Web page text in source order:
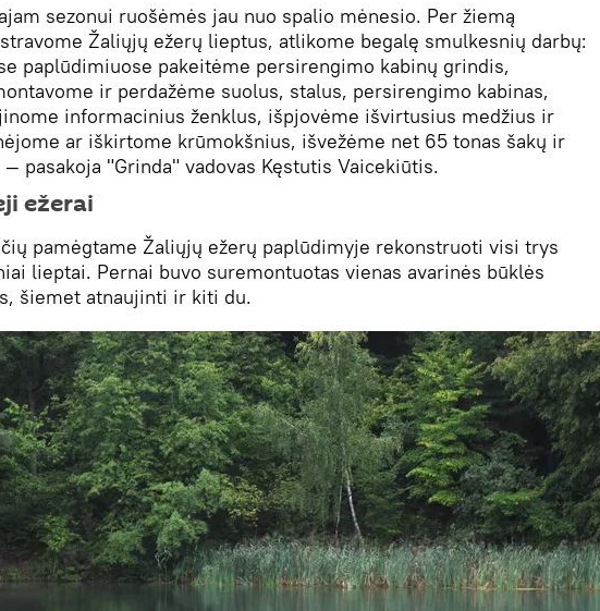
sezonui ruošėmės jau nuo spalio mėnesio. Per žiemą
Žaliųjų ežerų lieptus, atlikome begalę smulkesnių darbų:
paplūdimiuose pakeitėme persirengimo kabinų grindis,
ir perdažėme suolus, stalus, persirengimo kabinas,
informacinius ženklus, išpjovėme išvirtusius medžius ir
ar iškirtome krūmokšnius, išvežėme net 65 tonas šakų ir
— pasakoja "Grinda" vadovas Kęstutis Vaicekiūtis.
ežerai
pamėgtame Žaliųjų ežerų paplūdimyje rekonstruoti visi trys
lieptai. Pernai buvo suremontuotas vienas avarinės būklės
šiemet atnaujinti ir kiti du.